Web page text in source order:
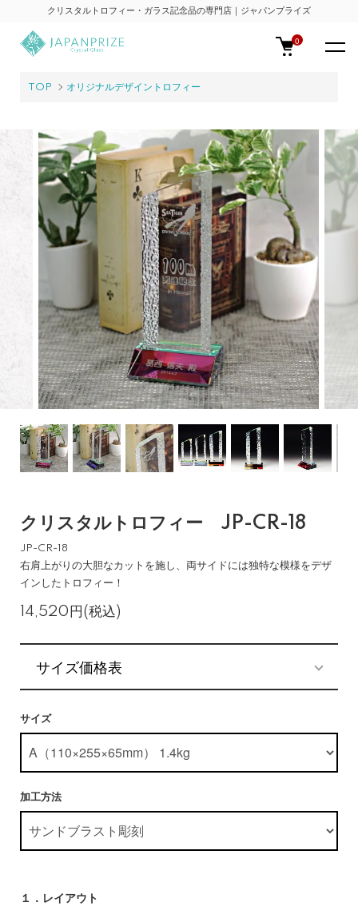
クリスタルトロフィー・ガラス記念品の専門店｜ジャパンプライズ
0
TOP オリジナルデザイントロフィー
クリスタルトロフィー JP-CR-18
JP-CR-18
右肩上がりの大胆なカットを施し、両サイドには独特な模様をデザ
インしたトロフィー！
14,520円(税込)
サイズ価格表
サイズ
加工方法
１．レイアウト